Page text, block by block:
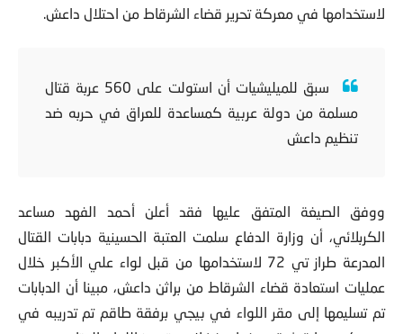
لاستخدامها في معركة تحرير قضاء الشرقاط من احتلال داعش.
سبق للميليشيات أن استولت على 560 عربة قتال
مسلمة من دولة عربية كمساعدة للعراق في حربه ضد
تنظيم داعش
ووفق الصيغة المتفق عليها فقد أعلن أحمد الفهد مساعد
الكربلائي، أن وزارة الدفاع سلمت العتبة الحسينية دبابات القتال
المدرعة طراز تي 72 لاستخدامها من قبل لواء علي الأكبر خلال
عمليات استعادة قضاء الشرقاط من براثن داعش، مبينا أن الدبابات
تم تسليمها إلى مقر اللواء في بيجي برفقة طاقم تم تدريبه في